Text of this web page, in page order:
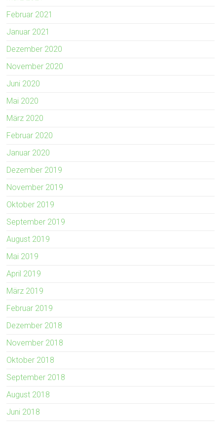
Februar 2021
Januar 2021
Dezember 2020
November 2020
Juni 2020
Mai 2020
März 2020
Februar 2020
Januar 2020
Dezember 2019
November 2019
Oktober 2019
September 2019
August 2019
Mai 2019
April 2019
März 2019
Februar 2019
Dezember 2018
November 2018
Oktober 2018
September 2018
August 2018
Juni 2018